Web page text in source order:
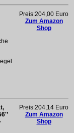
Preis:204,00 Euro
Zum Amazon
Shop
Preis:204,14 Euro
Zum Amazon
Shop